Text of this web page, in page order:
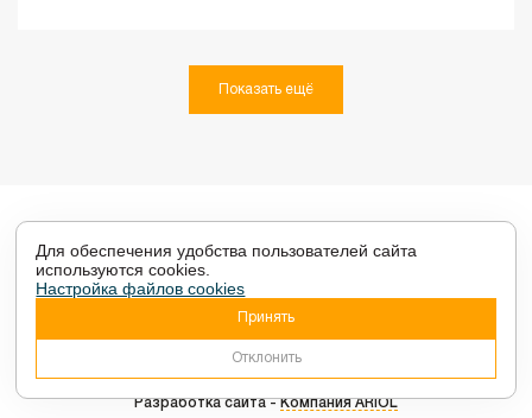
Показать ещё
2026 © ТЦ GREENЦЕНТР - Торговый центр в Витебске.
Разработка сайта -Компания ARIOL
Для обеспечения удобства пользователей сайта
используются cookies.
Настройка файлов cookies
Принять
Отклонить